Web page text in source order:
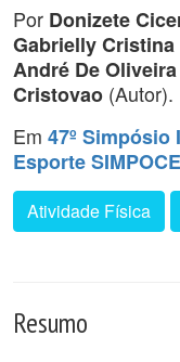
Por Donizete
Gabrielly
André De
Cristovao (Autor).
Em 47º
Esporte SIMPOCE
Atividade Física
Resumo